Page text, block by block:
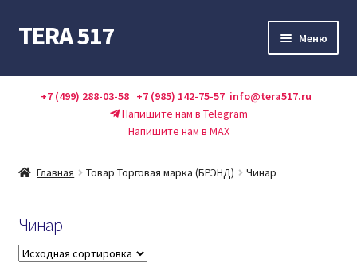
Перейти
Перейти
TERA 517 Меню
Каталог
Контакты
+7 (499) 288-03-58 +7 (985) 142-75-57 info@tera517.ru
Напишите нам в Telegram
Напишите нам в MAX
Главная Товар Торговая марка (БРЭНД) Чинар
Чинар